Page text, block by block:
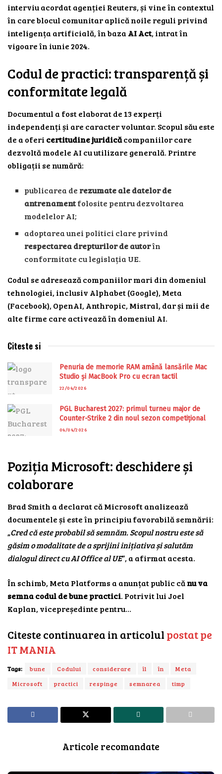
interviu acordat agenției Reuters, și vine în contextul
în care blocul comunitar aplică noile reguli privind
inteligența artificială, în baza AI Act, intrat în
vigoare în iunie 2024.
Codul de practici: transparență și
conformitate legală
Documentul a fost elaborat de 13 experți
independenți și are caracter voluntar. Scopul său este
de a oferi certitudine juridicăcompaniilor care
dezvoltă modele AI cu utilizare generală. Printre
obligații se numără:
publicarea de rezumate ale datelor de
antrenamentfolosite pentru dezvoltarea
modelelor AI;
adoptarea unei politici clare privind
respectarea drepturilor de autorîn
conformitate cu legislația UE.
Codul se adresează companiilor mari din domeniul
tehnologiei, inclusiv Alphabet (Google), Meta
(Facebook), OpenAI, Anthropic, Mistral, dar și mii de
alte firme care activează în domeniul AI.
Citeste si
Penuria de memorie RAM amână lansările Mac
Studio și MacBook Pro cu ecran tactil
22/04/2026
PGL Bucharest 2027: primul turneu major de
Counter-Strike 2 din noul sezon competițional
04/04/2026
Poziția Microsoft: deschidere și
colaborare
Brad Smith a declarat că Microsoft analizează
documentele și este în principiu favorabilă semnării:
„Cred că este probabil să semnăm. Scopul nostru este să
găsim o modalitate de a sprijini inițiativa și salutăm
dialogul direct cu AI Office al UE”, a afirmat acesta.
În schimb, Meta Platforms a anunțat public cănu va
semna codul de bune practici. Potrivit lui Joel
Kaplan, vicepreședinte pentru…
Citeste continuarea in articolul postat pe
IT MANIA
Tags: bune Codului considerare îl în
Meta
Microsoft
practici respinge semnarea timp
Articole recomandate